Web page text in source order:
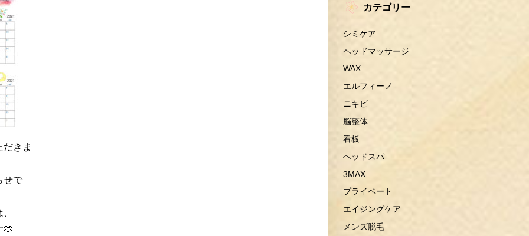
きま
せで
🤲
カテゴリー
シミケア
ヘッドマッサージ
WAX
エルフィーノ
ニキビ
脳整体
看板
ヘッドスパ
3MAX
プライベート
エイジングケア
メンズ脱毛